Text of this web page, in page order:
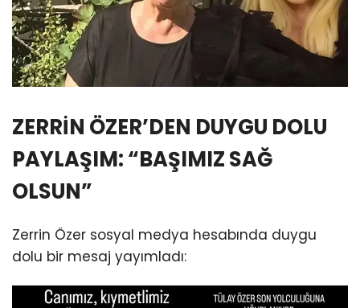
ZERRİN ÖZER’DEN DUYGU DOLU
PAYLAŞIM: “BAŞIMIZ SAĞ
OLSUN”
Zerrin Özer sosyal medya hesabında duygu
dolu bir mesaj yayımladı: